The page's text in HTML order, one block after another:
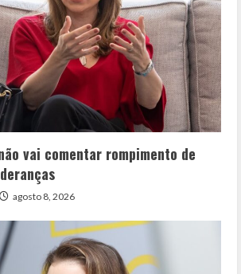
vai comentar rompimento de
agosto 8, 2026